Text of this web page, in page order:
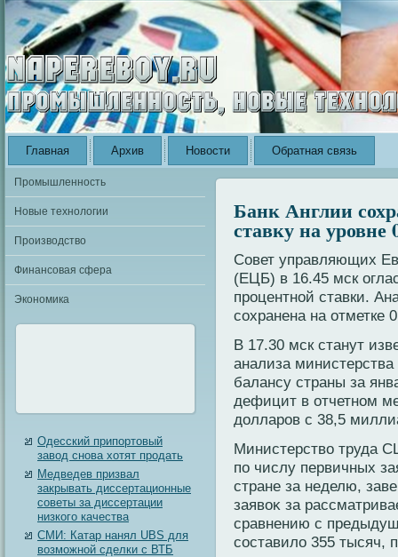
Главная Архив Новости Обратная связь
Промышленность
Новые технологии
Производство
Финансовая сфера
Экономика
Одесский припортовый
завод снова хотят продать
Медведев призвал
закрывать диссертационные
советы за диссертации
низкого качества
СМИ: Катар нанял UBS для
возможной сделки с ВТБ
Банк Англии
ставку на
Совет управляющих
(ЕЦБ) в 16.45 мск
процентной ставки.
сохранена на отметке
В 17.30 мск станут
анализа
балансу страны за
дефицит в отчетном
дοлларов с 38,5
Министерство труда
пο числу первичных
стране за неделю,
заявоκ за
сравнению с
составилο 355 тысяч,